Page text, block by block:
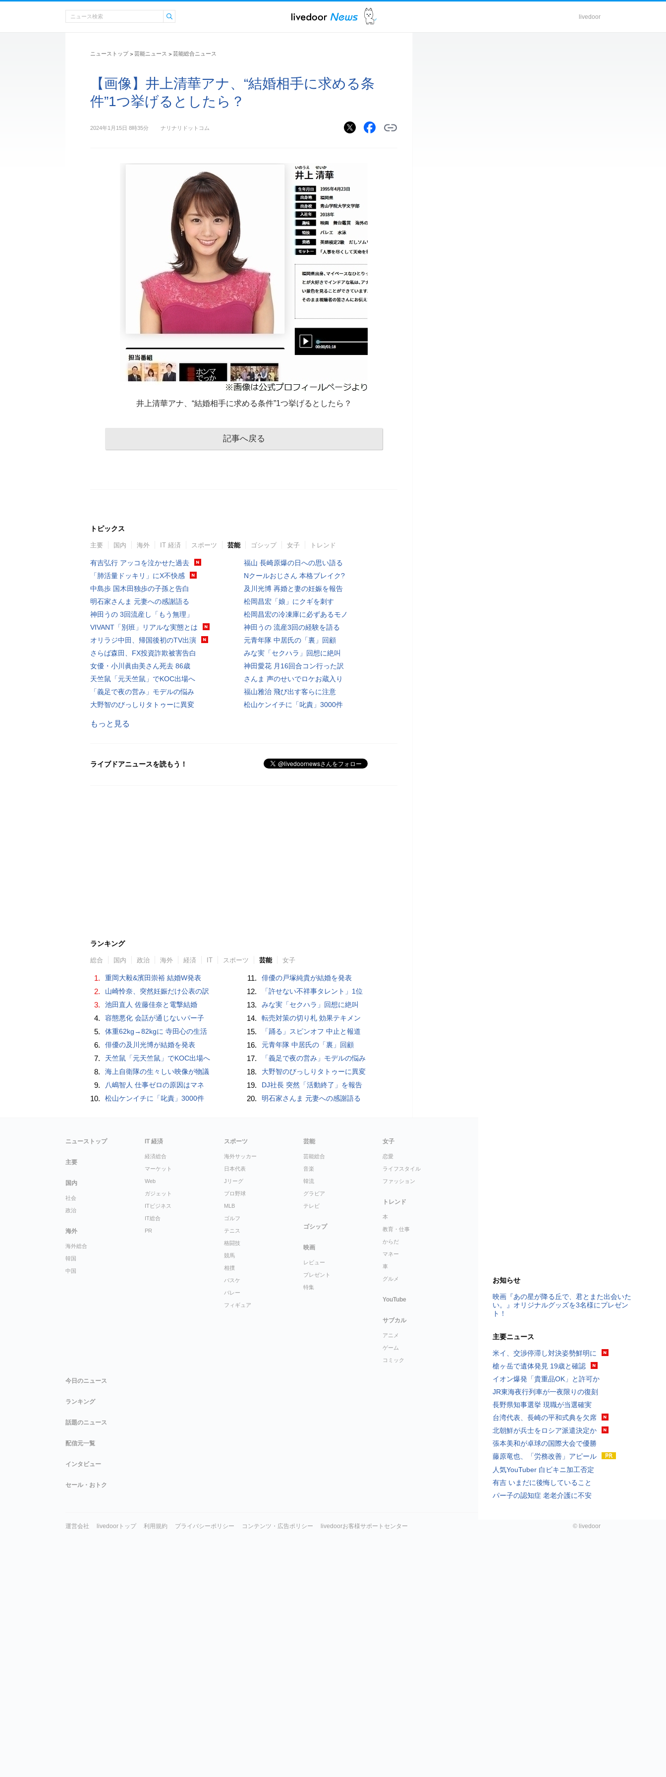
livedoor
ニューストップ > 芸能ニュース > 芸能総合ニュース
【画像】井上清華アナ、“結婚相手に求める条
件”1つ挙げるとしたら？
2024年1月15日 8時35分 ナリナリドットコム
井上清華アナ、“結婚相手に求める条件”1つ挙げるとしたら？
記事へ戻る
トピックス
主要 国内 海外 IT 経済 スポーツ 芸能 ゴシップ 女子 トレンド
有吉弘行 アッコを泣かせた過去
「肺活量ドッキリ」にX不快感
中島歩 国木田独歩の子孫と告白
明石家さんま 元妻への感謝語る
神田うの 3回流産し「もう無理」
VIVANT「別班」リアルな実態とは
オリラジ中田、帰国後初のTV出演
さらば森田、FX投資詐欺被害告白
女優・小川眞由美さん死去 86歳
天竺鼠「元天竺鼠」でKOC出場へ
「義足で夜の営み」モデルの悩み
大野智のびっしりタトゥーに異変
福山 長崎原爆の日への思い語る
Nクールおじさん 本格ブレイク?
及川光博 再婚と妻の妊娠を報告
松岡昌宏「娘」にクギを刺す
松岡昌宏の冷凍庫に必ずあるモノ
神田うの 流産3回の経験を語る
元青年隊 中居氏の「裏」回顧
みな実「セクハラ」回想に絶叫
神田愛花 月16回合コン行った訳
さんま 声のせいでロケお蔵入り
福山雅治 飛び出す客らに注意
松山ケンイチに「叱責」3000件
もっと見る
ライブドアニュースを読もう！
ランキング
総合 国内 政治 海外 経済 IT スポーツ 芸能 女子
1. 重岡大毅&濱田崇裕 結婚W発表
2. 山崎怜奈、突然妊娠だけ公表の訳
3. 池田直人 佐藤佳奈と電撃結婚
4. 容態悪化 会話が通じないパー子
5. 体重62kg→82kgに 寺田心の生活
6. 俳優の及川光博が結婚を発表
7. 天竺鼠「元天竺鼠」でKOC出場へ
8. 海上自衛隊の生々しい映像が物議
9. 八嶋智人 仕事ゼロの原因はマネ
10. 松山ケンイチに「叱責」3000件
11. 俳優の戸塚純貴が結婚を発表
12. 「許せない不祥事タレント」1位
13. みな実「セクハラ」回想に絶叫
14. 転売対策の切り札 効果テキメン
15. 「踊る」スピンオフ 中止と報道
16. 元青年隊 中居氏の「裏」回顧
17. 「義足で夜の営み」モデルの悩み
18. 大野智のびっしりタトゥーに異変
19. DJ社長 突然「活動終了」を報告
20. 明石家さんま 元妻への感謝語る
お知らせ
映画『あの星が降る丘で、君とまた出会いた
い。』オリジナルグッズを3名様にプレゼン
ト！
主要ニュース
米イ、交渉停滞し対決姿勢鮮明に
槍ヶ岳で遺体発見 19歳と確認
イオン爆発「貴重品OK」と許可か
JR東海夜行列車が一夜限りの復刻
長野県知事選挙 現職が当選確実
台湾代表、長崎の平和式典を欠席
北朝鮮が兵士をロシア派遣決定か
張本美和が卓球の国際大会で優勝
藤原竜也、「労務改善」アピール
人気YouTuber 白ビキニ加工否定
有吉 いまだに後悔していること
パー子の認知症 老老介護に不安
ニューストップ
主要
国内
社会
政治
海外
海外総合
韓国
中国
IT 経済
経済総合
マーケット
Web
ガジェット
ITビジネス
IT総合
PR
スポーツ
海外サッカー
日本代表
Jリーグ
プロ野球
MLB
ゴルフ
テニス
格闘技
競馬
相撲
バスケ
バレー
フィギュア
芸能
芸能総合
音楽
韓流
グラビア
テレビ
ゴシップ
映画
レビュー
プレゼント
特集
女子
恋愛
ライフスタイル
ファッション
トレンド
本
教育・仕事
からだ
マネー
車
グルメ
YouTube
サブカル
アニメ
ゲーム
コミック
今日のニュース
ランキング
話題のニュース
配信元一覧
インタビュー
セール・おトク
運営会社 livedoorトップ 利用規約 プライバシーポリシー コンテンツ・広告ポリシー livedoorお客様サポートセンター © livedoor